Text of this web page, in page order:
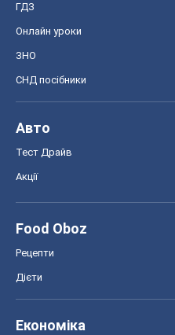
ГДЗ
Онлайн уроки
ЗНО
СНД посібники
Авто
Тест Драйв
Акції
Food Oboz
Рецепти
Дієти
Економіка